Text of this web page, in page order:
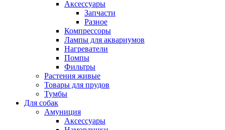
Аксессуары
Запчасти
Разное
Компрессоры
Лампы для аквариумов
Нагреватели
Помпы
Фильтры
Растения живые
Товары для прудов
Тумбы
Для собак
Амуниция
Аксессуары